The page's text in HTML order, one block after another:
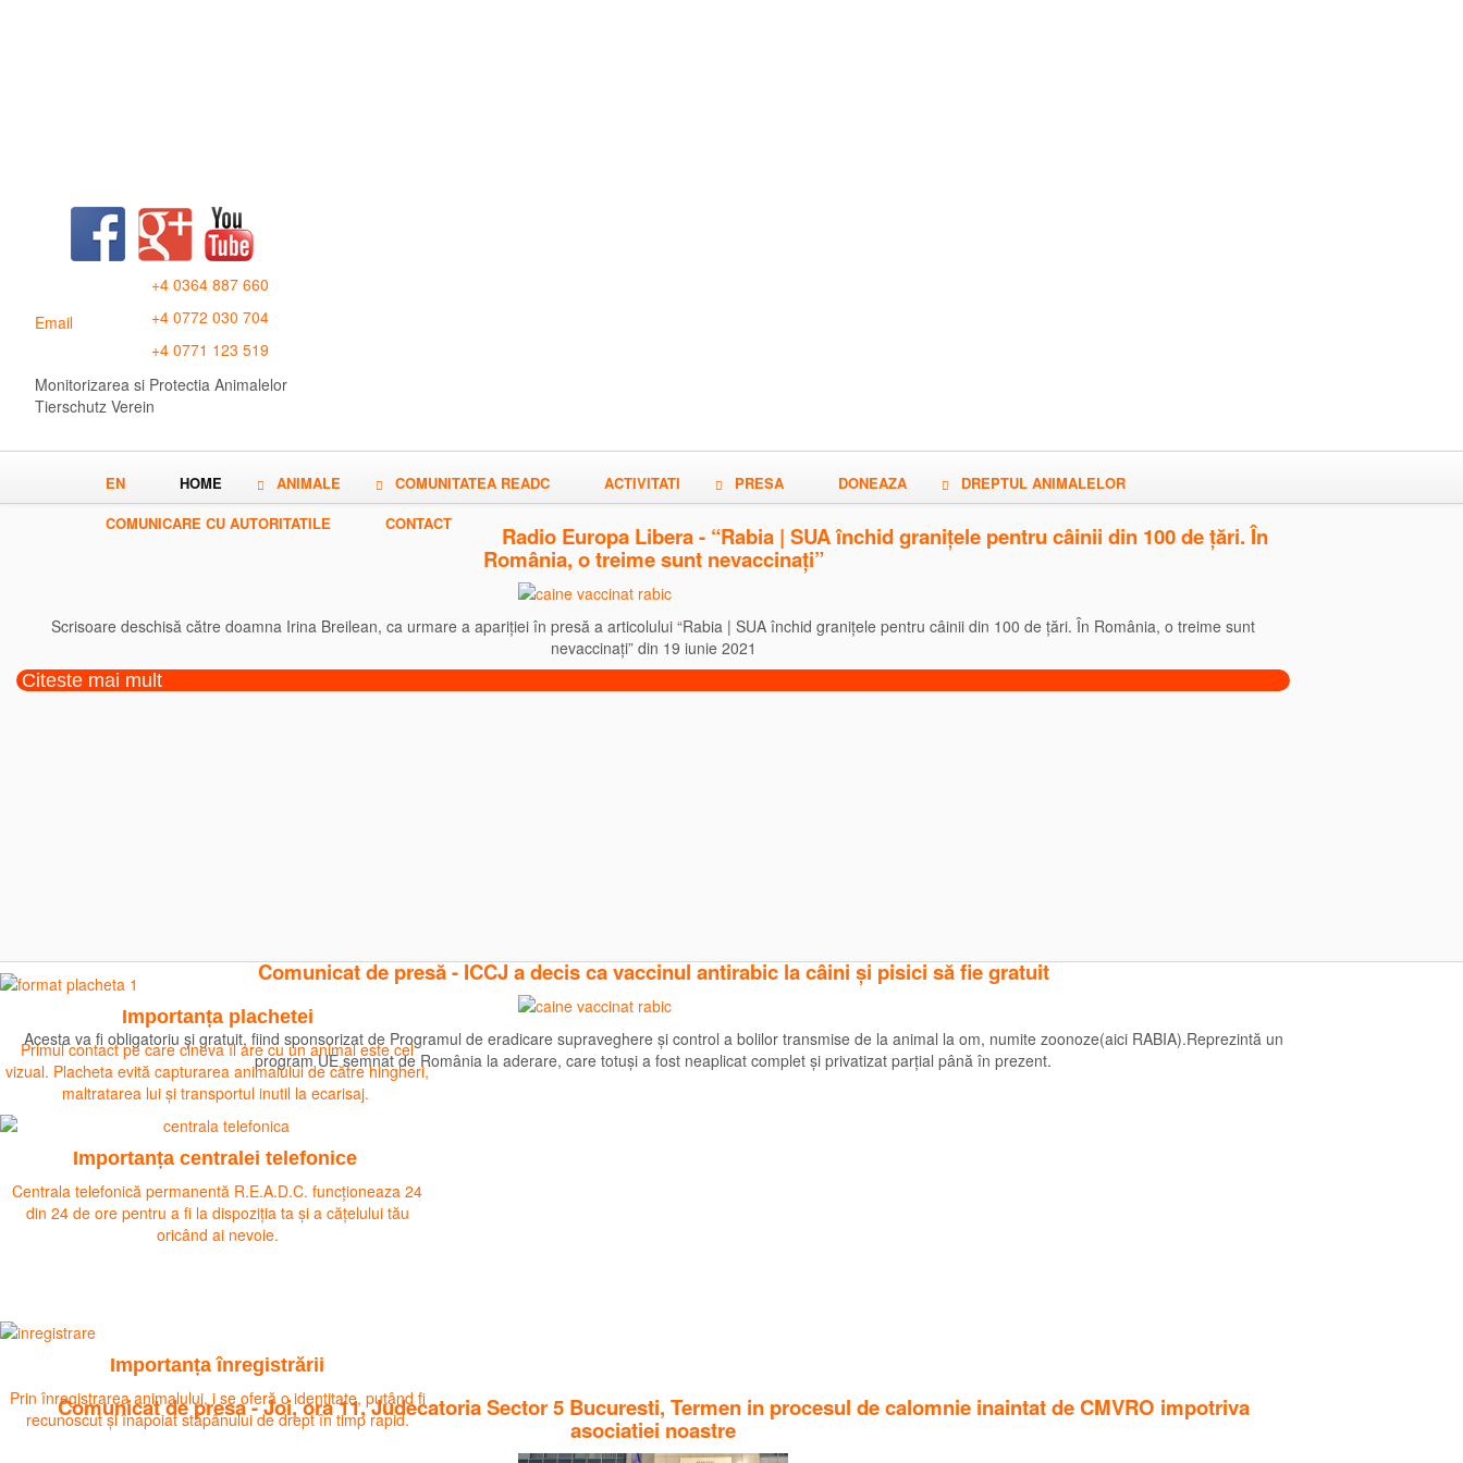
Email
+4 0364 887 660
+4 0772 030 704
+4 0771 123 519
Monitorizarea si Protectia Animalelor
Tierschutz Verein
EN HOME ANIMALE COMUNITATEA READC ACTIVITATI PRESA DONEAZA
DREPTUL ANIMALELOR
COMUNICARE CU AUTORITATILE
CONTACT Radio Europa Libera - “Rabia | SUA închid granițele pentru câinii din 100 de țări. În
România, o treime sunt nevaccinați”
Scrisoare deschisă către doamna Irina Breilean, ca urmare a apariției în presă a articolului “Rabia | SUA închid granițele pentru câinii din 100 de țări. În România, o treime sunt
nevaccinați” din 19 iunie 2021
Citeste mai mult
Comunicat de presă - ICCJ a decis ca vaccinul antirabic la câini și pisici să fie gratuit
Acesta va fi obligatoriu și gratuit, fiind sponsorizat de Programul de eradicare supraveghere și control a bolilor transmise de la animal la om, numite zoonoze(aici RABIA).Reprezintă un
program UE semnat de România la aderare, care totuși a fost neaplicat complet și privatizat parțial până în prezent.
Citeste mai mult
Comunicat de presa - Joi, ora 11, Judecatoria Sector 5 Bucuresti, Termen in procesul de calomnie inaintat de CMVRO impotriva
asociatiei noastre
Importanța plachetei
Primul contact pe care cineva îl are cu un animal este cel
vizual. Placheta evită capturarea animalului de către hingheri,
maltratarea lui și transportul inutil la ecarisaj.
Importanța centralei telefonice
Centrala telefonică permanentă R.E.A.D.C. funcționeaza 24
din 24 de ore pentru a fi la dispoziția ta și a cățelului tău
oricând ai nevoie.
Importanța înregistrării
Prin înregistrarea animalului, i se oferă o identitate, putând fi
recunoscut și înapoiat stăpânului de drept în timp rapid.